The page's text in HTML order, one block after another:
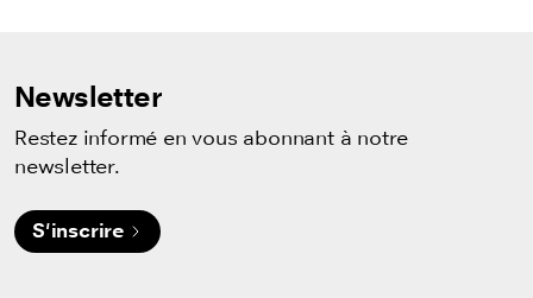
Newsletter
Restez informé en vous abonnant à notre
newsletter.
S'inscrire